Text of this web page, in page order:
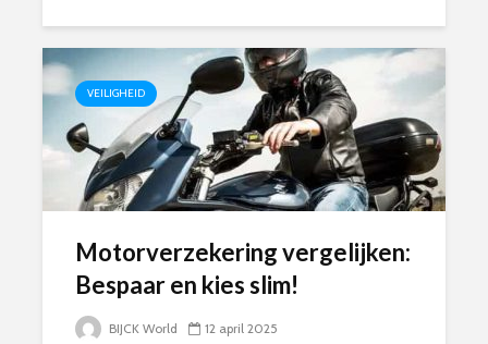
VEILIGHEID
Motorverzekering vergelijken:
Bespaar en kies slim!
BIJCK World 12 april 2025